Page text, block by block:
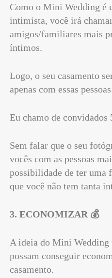
Como o Mini Wedding é
intimista, você irá
amigos/familiares mais
íntimos.
Logo, o seu casamento
apenas com essas
Eu chamo de convidados
Sem falar que o seu
vocês com as pessoas
possibilidade de ter uma
que você não tem tanta
3. ECONOMIZAR 💰
A ideia do Mini Wedding
possam conseguir
casamento.